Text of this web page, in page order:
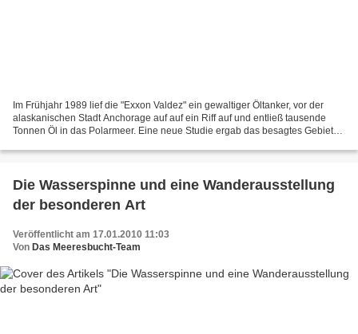
Im Frühjahr 1989 lief die "Exxon Valdez" ein gewaltiger Öltanker, vor der
alaskanischen Stadt Anchorage auf auf ein Riff auf und entließ tausende
Tonnen Öl in das Polarmeer. Eine neue Studie ergab das besagtes Gebiet
Die Wasserspinne und eine Wanderausstellung
der besonderen Art
Veröffentlicht am 17.01.2010 11:03
Von Das Meeresbucht-Team